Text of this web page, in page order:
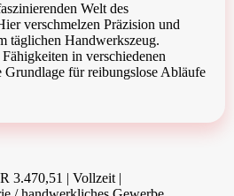
Welt des
verschmelzen Präzision und
täglichen Handwerkszeug.
in verschiedenen
Grundlage für reibungslose Abläufe
3.470,51 | Vollzeit |